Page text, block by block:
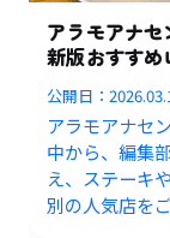
アラモアナ
新版おすす
公開日：
アラモアナセ
中から、編集
え、ステーキ
別の人気店を